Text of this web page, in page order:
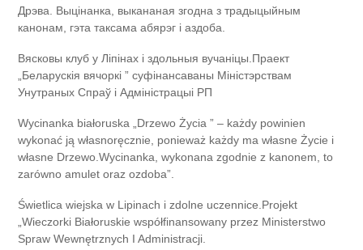
Дрэва. Выцінанка, выкананая згодна з традыцыйным
канонам, гэта таксама абярэг і аздоба.
Вясковы клуб у Ліпінах і здольныя вучаніцы.Праект
„Беларускія вячоркі ” суфінансаваны Міністэрствам
Унутраных Спраў і Адміністрацыі РП
Wycinanka białoruska „Drzewo Życia ” – każdy powinien
wykonać ją własnoręcznie, ponieważ każdy ma własne Życie i
własne Drzewo.Wycinanka, wykonana zgodnie z kanonem, to
zarówno amulet oraz ozdoba”.
Świetlica wiejska w Lipinach i zdolne uczennice.Projekt
„Wieczorki Białoruskie współfinansowany przez Ministerstwo
Spraw Wewnętrznych I Administracji.